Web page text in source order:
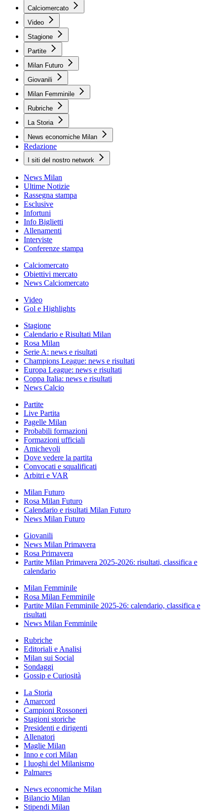
Calciomercato
Video
Stagione
Partite
Milan Futuro
Giovanili
Milan Femminile
Rubriche
La Storia
News economiche Milan
Redazione
I siti del nostro network
News Milan
Ultime Notizie
Rassegna stampa
Esclusive
Infortuni
Info Biglietti
Allenamenti
Interviste
Conferenze stampa
Calciomercato
Obiettivi mercato
News Calciomercato
Video
Gol e Highlights
Stagione
Calendario e Risultati Milan
Rosa Milan
Serie A: news e risultati
Champions League: news e risultati
Europa League: news e risultati
Coppa Italia: news e risultati
News Calcio
Partite
Live Partita
Pagelle Milan
Probabili formazioni
Formazioni ufficiali
Amichevoli
Dove vedere la partita
Convocati e squalificati
Arbitri e VAR
Milan Futuro
Rosa Milan Futuro
Calendario e risultati Milan Futuro
News Milan Futuro
Giovanili
News Milan Primavera
Rosa Primavera
Partite Milan Primavera 2025-2026: risultati, classifica e
calendario
Milan Femminile
Rosa Milan Femminile
Partite Milan Femminile 2025-26: calendario, classifica e
risultati
News Milan Femminile
Rubriche
Editoriali e Analisi
Milan sui Social
Sondaggi
Gossip e Curiosità
La Storia
Amarcord
Campioni Rossoneri
Stagioni storiche
Presidenti e dirigenti
Allenatori
Maglie Milan
Inno e cori Milan
I luoghi del Milanismo
Palmares
News economiche Milan
Bilancio Milan
Stipendi Milan